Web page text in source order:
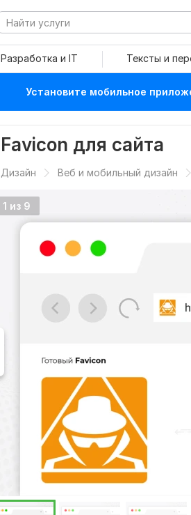
Разработка и IT Тексты и
Установите мобильное
Favicon для сайта
Дизайн Веб и мобильный дизайн
1 из 9